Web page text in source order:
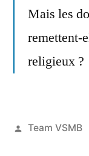
Mais les
remettent-
religieux ?
Posted
Team VSMB